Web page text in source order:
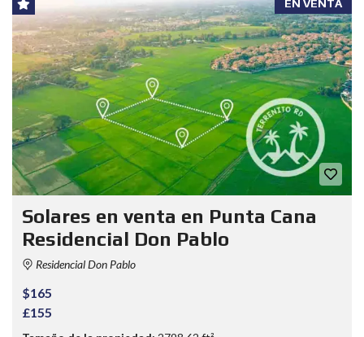
EN VENTA
Solares en venta en Punta Cana
Residencial Don Pablo
Residencial Don Pablo
$165
£155